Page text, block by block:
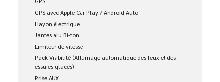
GPS avec Apple Car Play / Android Auto
Hayon électrique
Jantes alu Bi-ton
Limiteur de vitesse
Pack Visibilité (Allumage automatique des feux et des
essuies-glaces)
Prise AUX